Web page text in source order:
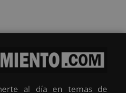
al día en temas de